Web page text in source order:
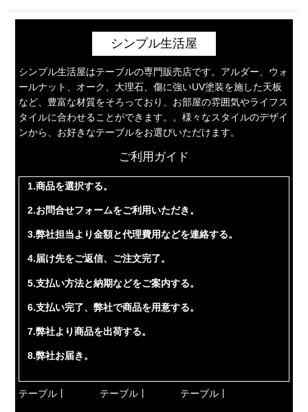
シンプル生活屋
シンプル生活屋はテーブルの専門販売店です。アルダー、ウォ
ールナット、オーク、大理石、傷に強いUV塗装を施した天板
など、豊富な材質をそろっており、お部屋の雰囲気やライフス
タイルに合わせることができます。。様々なスタイルのデザイ
ンから、お好きなテーブルをお選びいただけます。
ご利用ガイド
1.商品を選択する。
2.お問合せフォームをご利用いただき。
3.弊社担当より金額と代理費用などを連絡する。
4.届け先をご返信、ご注文完了。
5.支払い方法と納期などをご案内する。
6.支払い完了、弊社で商品を用意する。
7.弊社より商品を出荷する。
8.弊社お届き。
テーブル丨 テーブル丨 テーブル丨